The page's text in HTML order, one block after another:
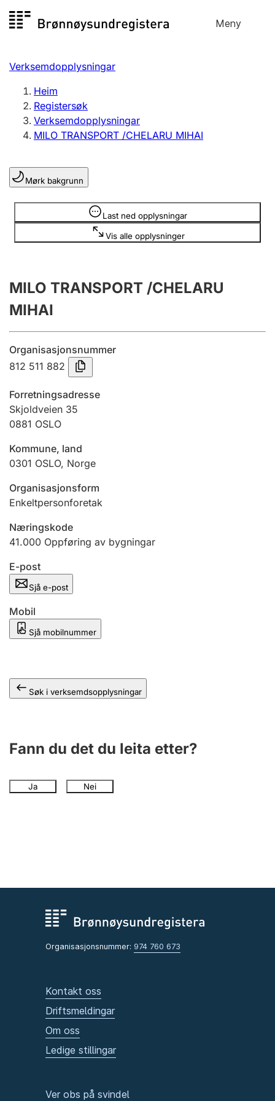
til
Meny
Registersøk
Aksjeselskap
Enkeltpersonføretak
Registrere, endre, slette
Lag og foreining
Registrere, endre, slette
Årsrekneskap
Innsending og forseinkingsgebyr
Tinglysing
Jeger
Betaling og jegeravgiftskort
Ektepaktrettleiaren
Andre tema
Verksemdopplysningar
Heim
Registersøk
Verksemdopplysningar
MILO TRANSPORT /CHELARU MIHAI
Mørk bakgrunn
Last ned opplysningar
Vis alle opplysninger
Opplysninger er skjult
MILO TRANSPORT /CHELARU
MIHAI
Organisasjonsnummer
812 511 882
Forretningsadresse
Skjoldveien 35
0881 OSLO
Kommune, land
0301 OSLO, Norge
Organisasjonsform
Enkeltpersonforetak
Næringskode
41.000 Oppføring av bygningar
E-post
Sjå e-post
Mobil
Sjå mobilnummer
Søk i verksemdsopplysningar
Fann du det du leita etter?
Ja Nei
Organisasjonsnummer: 974 760 673
Kontakt oss
Driftsmeldingar
Om oss
Ledige stillingar
Ver obs på svindel